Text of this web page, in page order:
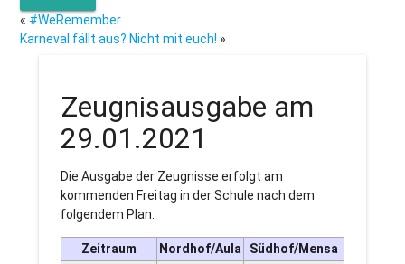
« #WeRemember
Karneval fällt aus? Nicht mit euch! »
Zeugnisausgabe am
29.01.2021
Die Ausgabe der Zeugnisse erfolgt am
kommenden Freitag in der Schule nach dem
folgendem Plan:
Zeitraum Nordhof/Aula
Südhof/Mensa